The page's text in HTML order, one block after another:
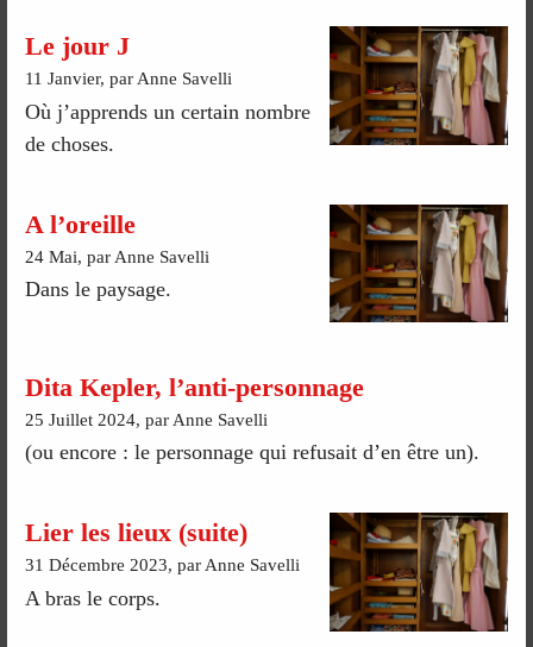
Le jour J
11 Janvier, par Anne Savelli
Où j’apprends un certain nombre
de choses.
A l’oreille
24 Mai, par Anne Savelli
Dans le paysage.
Dita Kepler, l’anti-personnage
25 Juillet 2024, par Anne Savelli
(ou encore : le personnage qui refusait d’en être un).
Lier les lieux (suite)
31 Décembre 2023, par Anne Savelli
A bras le corps.